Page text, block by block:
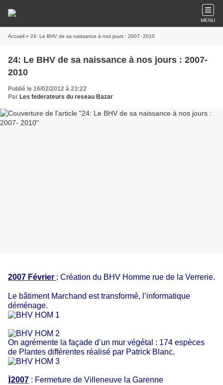
MENU
Accueil » 24: Le BHV de sa naissance à nos jours : 2007- 2010
24: Le BHV de sa naissance à nos jours : 2007-
2010
Publié le 16/02/2012 à 23:22
Par Les federateurs du reseau Bazar
2007 Février : Création du BHV Homme rue de la Verrerie.
Le bâtiment Marchand est transformé, l’informatique
déménage.
On agrémente la façade d’un mur végétal : 174 espèces
de Plantes différentes réalisé par Patrick Blanc.
Ï2007 : Fermeture de Villeneuve la Garenne